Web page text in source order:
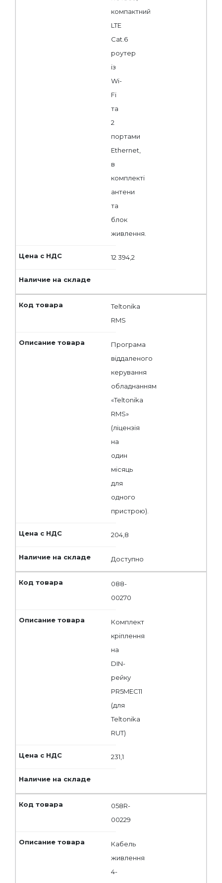
компактний
LTE
Cat.6
роутер
із
Wi-
Fi
та
2
портами
Ethernet,
в
комплекті
антени
та
блок
живлення.
12 394,2
Teltonika
RMS
Програма
віддаленого
керування
обладнанням
«Teltonika
RMS»
(ліцензія
на
один
місяць
для
одного
пристрою).
204,8
Доступно
088-
00270
Комплект
кріплення
на
DIN-
рейку
PR5MEC11
(для
Teltonika
RUT)
231,1
058R-
00229
Кабель
живлення
4-